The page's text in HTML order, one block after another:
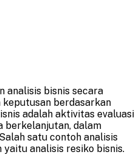
analisis bisnis secara
berdasarkan
adalah aktivitas evaluasi
berkelanjutan, dalam
satu contoh analisis
analisis resiko bisnis.